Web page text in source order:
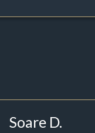
Soare D.